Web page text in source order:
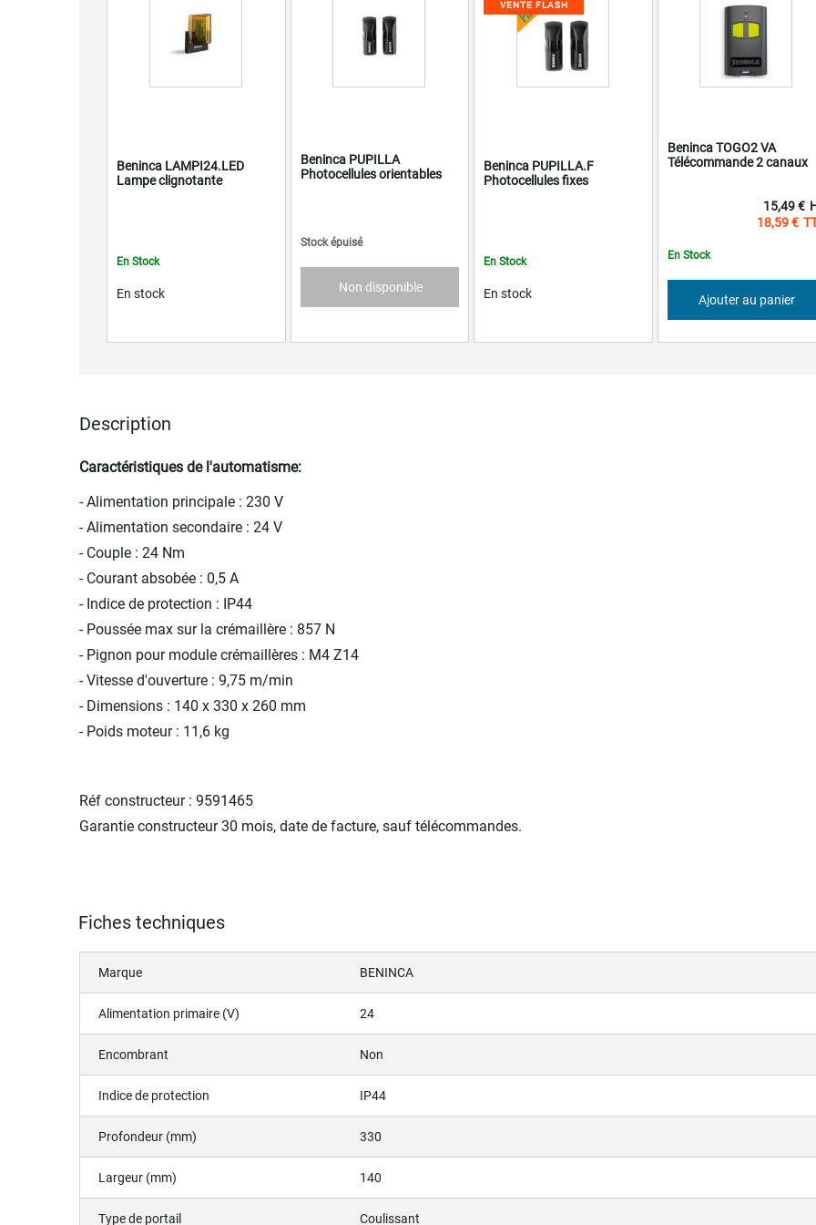
Description
Caractéristiques de l'automatisme:
- Alimentation principale : 230 V
- Alimentation secondaire : 24 V
- Couple : 24 Nm
- Courant absobée : 0,5 A
- Indice de protection : IP44
- Poussée max sur la crémaillère : 857 N
- Pignon pour module crémaillères : M4 Z14
- Vitesse d'ouverture : 9,75 m/min
- Dimensions : 140 x 330 x 260 mm
- Poids moteur : 11,6 kg
Réf constructeur : 9591465
Garantie constructeur 30 mois, date de facture, sauf télécommandes.
Fiches techniques
Marque BENINCA
Alimentation primaire (V) 24
Encombrant Non
Indice de protection IP44
Profondeur (mm) 330
Largeur (mm) 140
Type de portail Coulissant
Beninca LAMPI24.LED
Lampe clignotante
En Stock
En stock
Beninca PUPILLA
Photocellules orientables
Stock épuisé
Non disponible
VENTE FLASH
Beninca PUPILLA.F
Photocellules fixes
En Stock
En stock
Beninca TOGO2 VA
Télécommande 2 canaux
En Stock
18,59 €
15,49 €
Ajouter au panier